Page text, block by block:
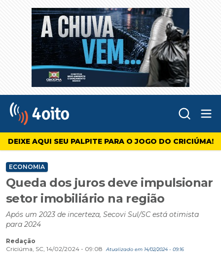
4oito
DEIXE AQUI SEU PALPITE PARA O JOGO DO CRICIÚMA!
ECONOMIA
Queda dos juros deve impulsionar
setor imobiliário na região
Após um 2023 de incerteza, Secovi Sul/SC está otimista
para 2024
Redação
Criciúma, SC, 14/02/2024 - 09:08
Atualizado em 14/02/2024 - 09:16